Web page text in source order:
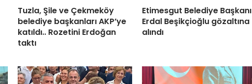
Tuzla, Şile ve Çekmeköy
belediye başkanları AKP’ye
katıldı.. Rozetini Erdoğan
taktı
Etimesgut Belediye Başkanı
Erdal Beşikçioğlu gözaltına
alındı